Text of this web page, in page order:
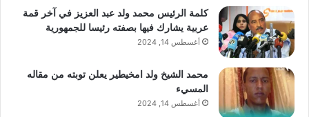
كلمة الرئيس محمد ولد عبد العزيز في آخر قمة
عربية يشارك فيها بصفته رئيسا للجمهورية
أغسطس 14, 2024
محمد الشيخ ولد امخيطير يعلن توبته من مقاله
المسيء
أغسطس 14, 2024